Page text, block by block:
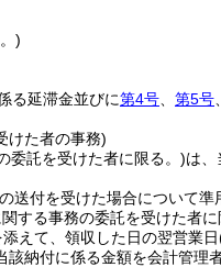
)
る延滞金並びに第4号 第5号
けた者の事務)
委託を受けた者に限る。)は、
送付を受けた場合について準
する事務の委託を受けた者に
えて、領収した日の翌営業日
該納付に係る金額を会計管理